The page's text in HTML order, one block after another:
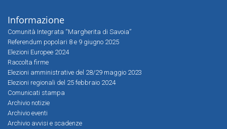
Informazione
Comunità Integrata “Margherita di Savoia”
Referendum popolari 8 e 9 giugno 2025
Elezioni Europee 2024
Raccolta firme
Elezioni amministrative del 28/29 maggio 2023
Elezioni regionali del 25 febbraio 2024
Comunicati stampa
Archivio notizie
Archivio eventi
Archivio avvisi e scadenze